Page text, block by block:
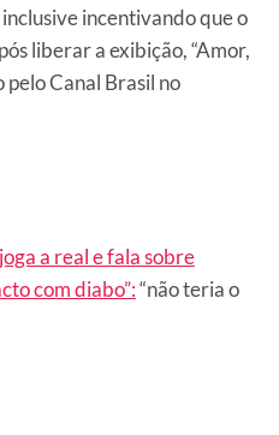
incentivando que o
liberar a exibição, “Amor,
Canal Brasil no
joga a real e fala sobre
com diabo”:“não teria o